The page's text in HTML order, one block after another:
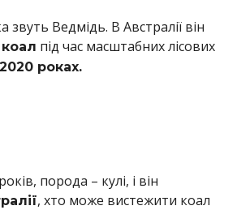
звуть Ведмідь. В Австралії він
коал під час масштабних лісових
роках.
порода – кулі, і він
, хто може вистежити коал